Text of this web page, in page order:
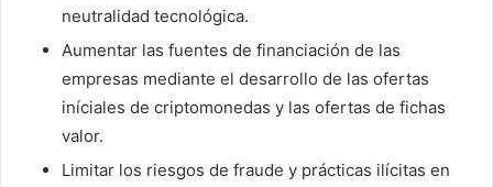
neutralidad tecnológica.
Aumentar las fuentes de financiación de las
empresas mediante el desarrollo de las ofertas
iníciales de criptomonedas y las ofertas de fichas
valor.
Limitar los riesgos de fraude y prácticas ilícitas en